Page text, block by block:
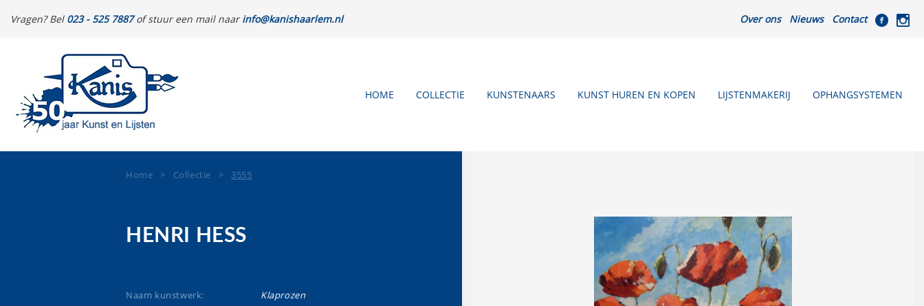
Vragen? Bel 023 - 525 7887of stuur een mail naarinfo@kanishaarlem.nl Over ons Nieuws Contact
HOME COLLECTIE KUNSTENAARS KUNST HUREN EN KOPEN LIJSTENMAKERIJ OPHANGSYSTEMEN
Home > Collectie > 3555
HENRI HESS
Naam kunstwerk:
Klaprozen